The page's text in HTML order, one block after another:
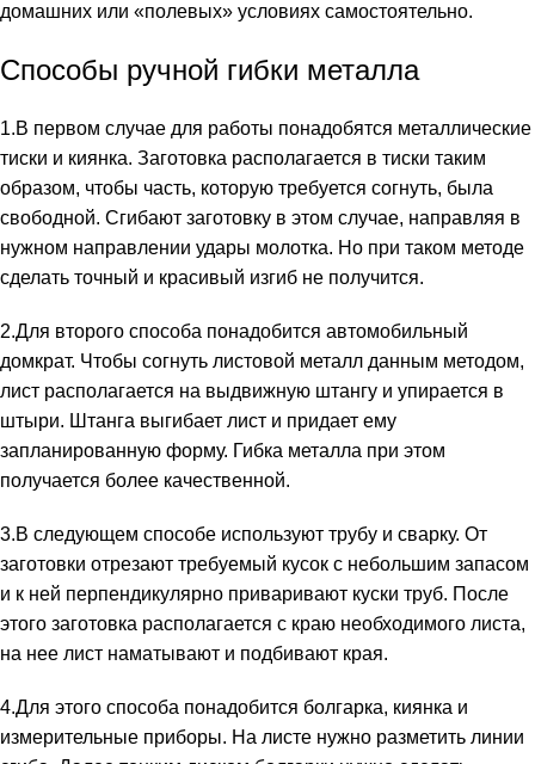
домашних или «полевых» условиях самостоятельно.
Способы ручной гибки металла
1.В первом случае для работы понадобятся металлические
тиски и киянка. Заготовка располагается в тиски таким
образом, чтобы часть, которую требуется согнуть, была
свободной. Сгибают заготовку в этом случае, направляя в
нужном направлении удары молотка. Но при таком методе
сделать точный и красивый изгиб не получится.
2.Для второго способа понадобится автомобильный
домкрат. Чтобы согнуть листовой металл данным методом,
лист располагается на выдвижную штангу и упирается в
штыри. Штанга выгибает лист и придает ему
запланированную форму. Гибка металла при этом
получается более качественной.
3.В следующем способе используют трубу и сварку. От
заготовки отрезают требуемый кусок с небольшим запасом
и к ней перпендикулярно приваривают куски труб. После
этого заготовка располагается с краю необходимого листа,
на нее лист наматывают и подбивают края.
4.Для этого способа понадобится болгарка, киянка и
измерительные приборы. На листе нужно разметить линии